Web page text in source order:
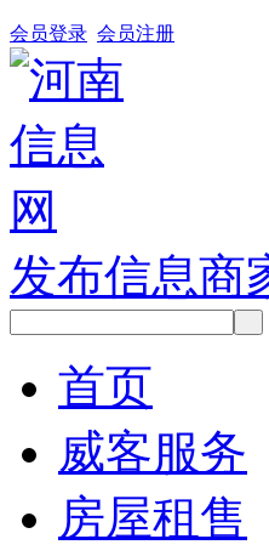
会员登录 会员注册
发布信息商
首页
威客服务
房屋租售